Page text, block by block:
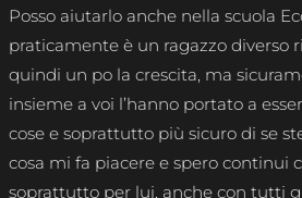
Posso aiutarlo anche nella scuola
praticamente è un ragazzo diverso
quindi un po la crescita, ma
insieme a voi l’hanno portato a
cose e soprattutto più sicuro di se
cosa mi fa piacere e spero continui
soprattutto per lui, anche con tutti